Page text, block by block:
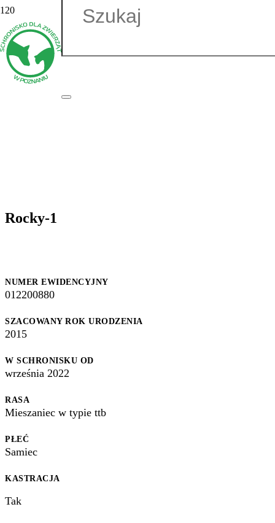
Rocky-1
NUMER EWIDENCYJNY
012200880
SZACOWANY ROK URODZENIA
2015
W SCHRONISKU OD
września 2022
RASA
Mieszaniec w typie ttb
PŁEĆ
Samiec
KASTRACJA
Tak